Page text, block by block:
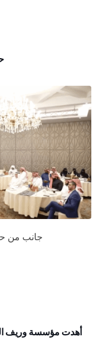
جانب من
أهدت مؤسسة وريف